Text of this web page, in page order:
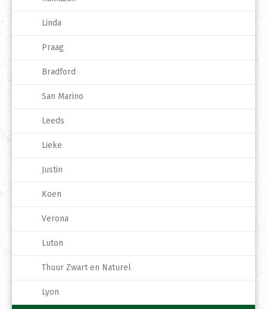
Linda
Praag
Bradford
San Marino
Leeds
Lieke
Justin
Koen
Verona
Luton
Thuur Zwart en Naturel
Lyon